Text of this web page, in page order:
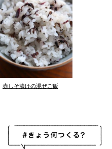
赤しそ漬けの混ぜご飯